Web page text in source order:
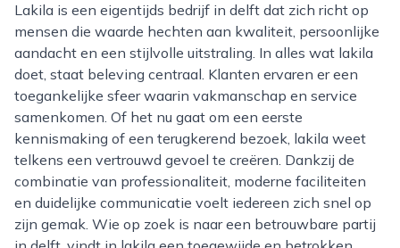
Lakila is een eigentijds bedrijf in delft dat zich richt op
mensen die waarde hechten aan kwaliteit, persoonlijke
aandacht en een stijlvolle uitstraling. In alles wat lakila
doet, staat beleving centraal. Klanten ervaren er een
toegankelijke sfeer waarin vakmanschap en service
samenkomen. Of het nu gaat om een eerste
kennismaking of een terugkerend bezoek, lakila weet
telkens een vertrouwd gevoel te creëren. Dankzij de
combinatie van professionaliteit, moderne faciliteiten
en duidelijke communicatie voelt iedereen zich snel op
zijn gemak. Wie op zoek is naar een betrouwbare partij